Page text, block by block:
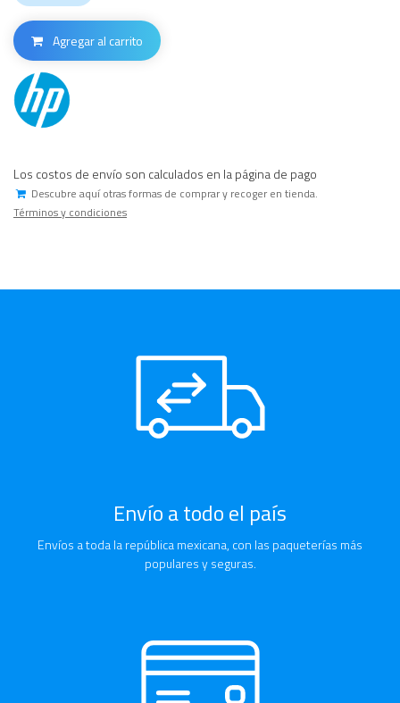
Agregar al carrito
Los costos de envío son calculados en la página de pago
Descubre aquí otras formas de comprar y recoger en tienda.
Términos y condiciones
Envío a todo el país
Envíos a toda la república mexicana, con las paqueterías más
populares y seguras.